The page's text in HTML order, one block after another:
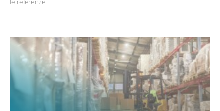
le referenze…